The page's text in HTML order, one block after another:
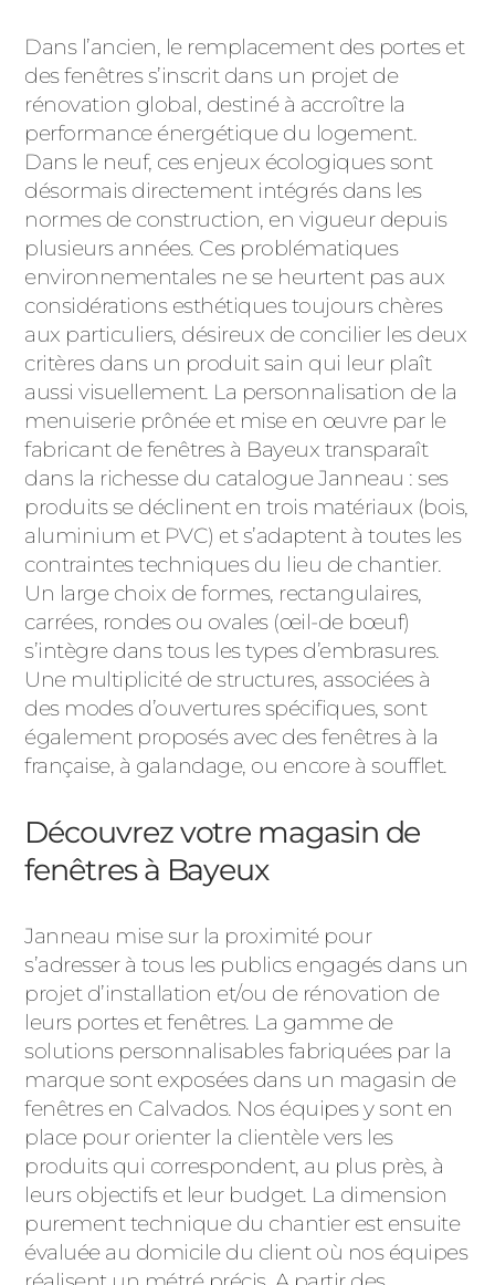
Dans l’ancien, le remplacement des portes et
des fenêtres s’inscrit dans un projet de
rénovation global, destiné à accroître la
performance énergétique du logement.
Dans le neuf, ces enjeux écologiques sont
désormais directement intégrés dans les
normes de construction, en vigueur depuis
plusieurs années. Ces problématiques
environnementales ne se heurtent pas aux
considérations esthétiques toujours chères
aux particuliers, désireux de concilier les deux
critères dans un produit sain qui leur plaît
aussi visuellement. La personnalisation de la
menuiserie prônée et mise en œuvre par le
fabricant de fenêtres à Bayeux transparaît
dans la richesse du catalogue Janneau : ses
produits se déclinent en trois matériaux (bois,
aluminium et PVC) et s’adaptent à toutes les
contraintes techniques du lieu de chantier.
Un large choix de formes, rectangulaires,
carrées, rondes ou ovales (œil-de bœuf)
s’intègre dans tous les types d’embrasures.
Une multiplicité de structures, associées à
des modes d’ouvertures spécifiques, sont
également proposés avec des fenêtres à la
française, à galandage, ou encore à soufflet.
Découvrez votre magasin de
fenêtres à Bayeux
Janneau mise sur la proximité pour
s’adresser à tous les publics engagés dans un
projet d’installation et/ou de rénovation de
leurs portes et fenêtres. La gamme de
solutions personnalisables fabriquées par la
marque sont exposées dans un magasin de
fenêtres en Calvados. Nos équipes y sont en
place pour orienter la clientèle vers les
produits qui correspondent, au plus près, à
leurs objectifs et leur budget. La dimension
purement technique du chantier est ensuite
évaluée au domicile du client où nos équipes